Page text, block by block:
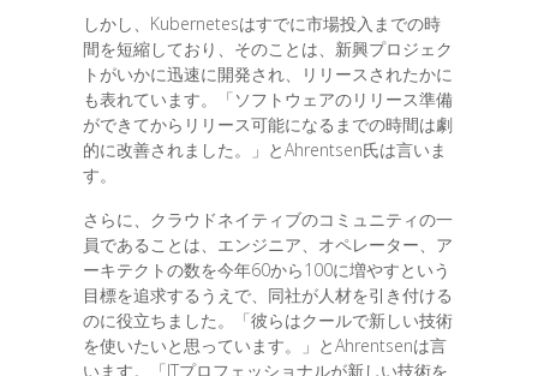
しかし、Kubernetesはすでに市場投入までの時
間を短縮しており、そのことは、新興プロジェク
トがいかに迅速に開発され、リリースされたかに
も表れています。「ソフトウェアのリリース準備
ができてからリリース可能になるまでの時間は劇
的に改善されました。」とAhrentsen氏は言いま
す。
さらに、クラウドネイティブのコミュニティの一
員であることは、エンジニア、オペレーター、ア
ーキテクトの数を今年60から100に増やすという
目標を追求するうえで、同社が人材を引き付ける
のに役立ちました。「彼らはクールで新しい技術
を使いたいと思っています。」とAhrentsenは言
います。「ITプロフェッショナルが新しい技術を